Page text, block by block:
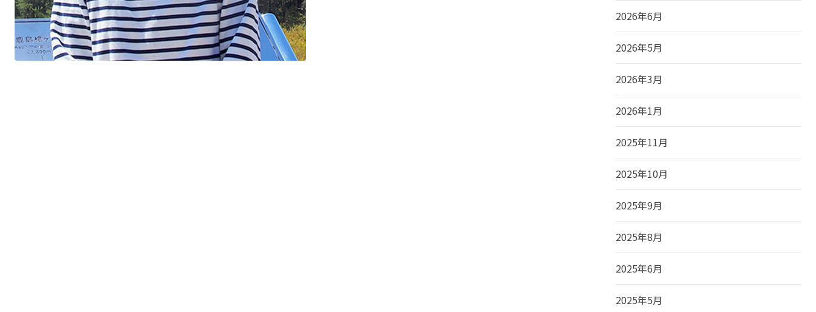
2026年6月
2026年5月
2026年3月
2026年1月
2025年11月
2025年10月
2025年9月
2025年8月
2025年6月
2025年5月